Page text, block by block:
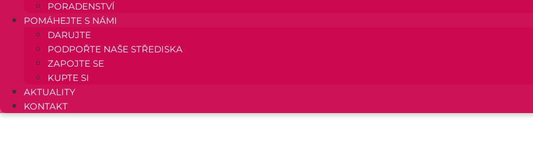
PORADENSTVÍ
POMÁHEJTE S NÁMI
DARUJTE
PODPOŘTE NAŠE STŘEDISKA
ZAPOJTE SE
KUPTE SI
AKTUALITY
KONTAKT